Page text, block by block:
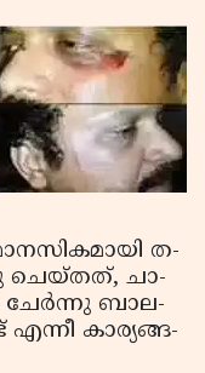
ത­
ചെ­യ്­തത്, ചാ­
ചേര്‍­ന്നു ബാ­ല­
എ­ന്നീ കാ­ര്യ­ങ്ങ­